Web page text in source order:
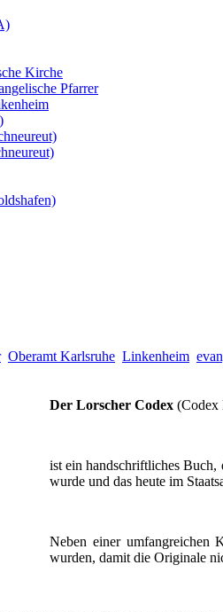
Kirche
Pfarrer
Oberamt Karlsruhe Linkenheim
Der Lorscher Codex (Codex
ist ein handschriftliches Buch,
wurde und das heute im
Neben einer umfangreichen
wurden, damit die Originale